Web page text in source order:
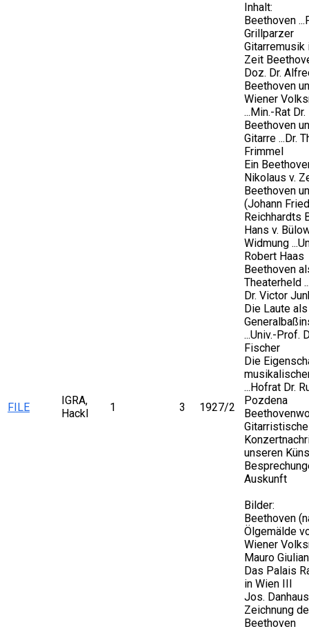
FILE
IGRA,
Hackl
1 3 1927/2
Inhalt:
Beethoven
Grillparzer
Gitarremusik
Zeit
Doz. Dr.
Beethoven
Wiener
...Min.-Rat
Beethoven
Gitarre ...Dr.
Frimmel
Ein
Nikolaus v.
Beethoven
(Johann
Reichhardts
Hans v.
Widmung
Robert Haas
Beethoven
Theaterheld
Dr. Victor
Die Laute als
...Univ.-Prof.
Fischer
Die
...Hofrat Dr.
Pozdena
unseren
Auskunft
Bilder:
Beethoven
Ölgemälde
Wiener
Mauro
Das Palais
in Wien III
Jos.
Zeichnung
Beethoven